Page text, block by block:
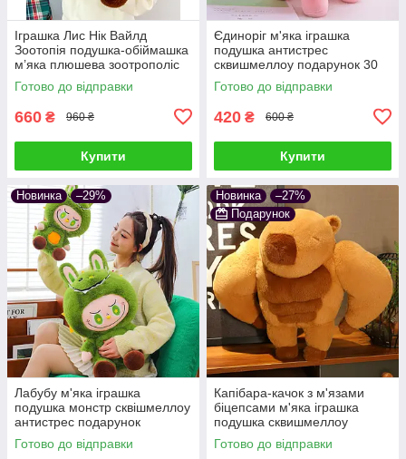
Іграшка Лис Нік Вайлд
Зоотопія подушка-обіймашка
м’яка плюшева зоотрополіс
звірополіс сквішмеллоу
подарунок дітям та дорослим
Готово до відправки
660 ₴ 960 ₴
Купити
Єдиноріг м'яка іграшка
подушка антистрес
сквишмеллоу подарунок 30
см Рожевий
Готово до відправки
420 ₴ 600 ₴
Купити
Новинка –29%
Лабубу м'яка іграшка
подушка монстр сквішмеллоу
антистрес подарунок
Готово до відправки
Новинка
–27%
Подарунок
Капібара-качок з м'язами
біцепсами м'яка іграшка
подушка сквишмеллоу
спортсмен антистрес на
подарунок накачений
Готово до відправки